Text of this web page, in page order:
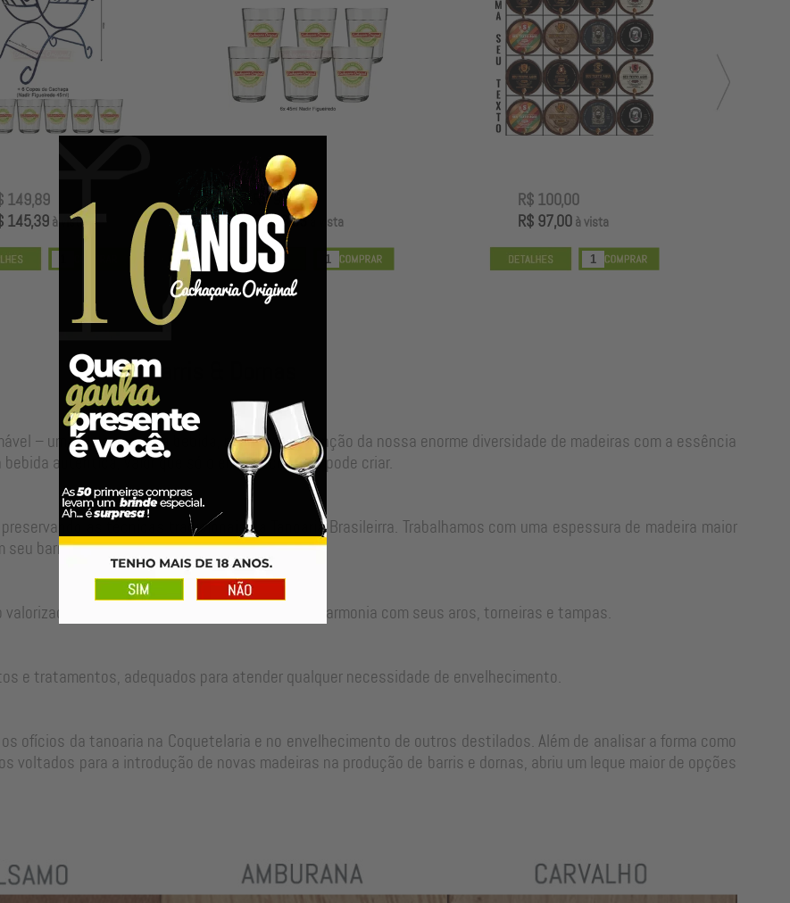
149,89
145,39à vista
R$ 99,00
R$ 96,03à vista
R$ 100,00
R$ 97,00à vista
Nossos Barris & Dornas
– uma alma para sua bebida, resultado da junção da nossa enorme diversidade de madeiras com a essência
autêntica, valor que só o envelhecimento pode criar.
as técnicas tradicionais da Tanoaria Brasileirra. Trabalhamos com uma espessura de madeira maior
barril para um longo período de uso.
no ajuste perfeito de cada peça em harmonia com seus aros, torneiras e tampas.
e tratamentos, adequados para atender qualquer necessidade de envelhecimento.
ofícios da tanoaria na Coquetelaria e no envelhecimento de outros destilados. Além de analisar a forma como
para a introdução de novas madeiras na produção de barris e dornas, abriu um leque maior de opções